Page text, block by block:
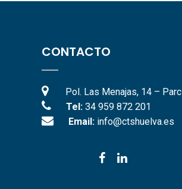
CONTACTO
Pol. Las Menajas, 14 – Parc
Tel: 34 959 872 201
Email: info@ctshuelva.es